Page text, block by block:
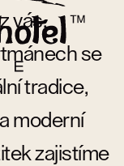
vás.
se
tradice,
moderní
zajistíme